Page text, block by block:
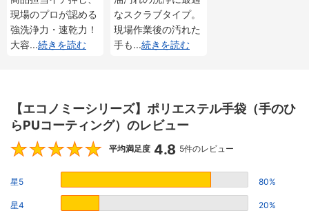
現場のプロが認める
強洗浄力・速乾力！
大容...続きを読む
なスクラブタイプ。
現場作業後の汚れた
手も...続きを読む
【エコノミーシリーズ】ポリエステル手袋（手のひ
らPUコーティング）のレビュー
4.8
平均満足度 4.8 5件のレビュー
星5 80%
星4 20%